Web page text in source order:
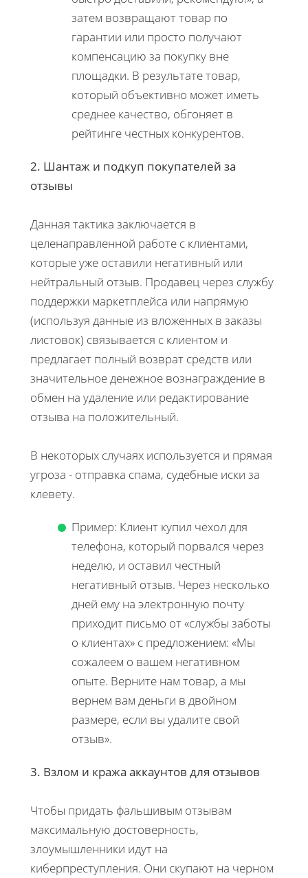
затем возвращают товар по
гарантии или просто получают
компенсацию за покупку вне
площадки. В результате товар,
который объективно может иметь
среднее качество, обгоняет в
рейтинге честных конкурентов.
2. Шантаж и подкуп покупателей за
отзывы
Данная тактика заключается в
целенаправленной работе с клиентами,
которые уже оставили негативный или
нейтральный отзыв. Продавец через службу
поддержки маркетплейса или напрямую
(используя данные из вложенных в заказы
листовок) связывается с клиентом и
предлагает полный возврат средств или
значительное денежное вознаграждение в
обмен на удаление или редактирование
отзыва на положительный.
В некоторых случаях используется и прямая
угроза - отправка спама, судебные иски за
клевету.
Пример: Клиент купил чехол для
телефона, который порвался через
неделю, и оставил честный
негативный отзыв. Через несколько
дней ему на электронную почту
приходит письмо от «службы заботы
о клиентах» с предложением: «Мы
сожалеем о вашем негативном
опыте. Верните нам товар, а мы
вернем вам деньги в двойном
размере, если вы удалите свой
отзыв».
3. Взлом и кража аккаунтов для отзывов
Чтобы придать фальшивым отзывам
максимальную достоверность,
злоумышленники идут на
киберпреступления. Они скупают на черном